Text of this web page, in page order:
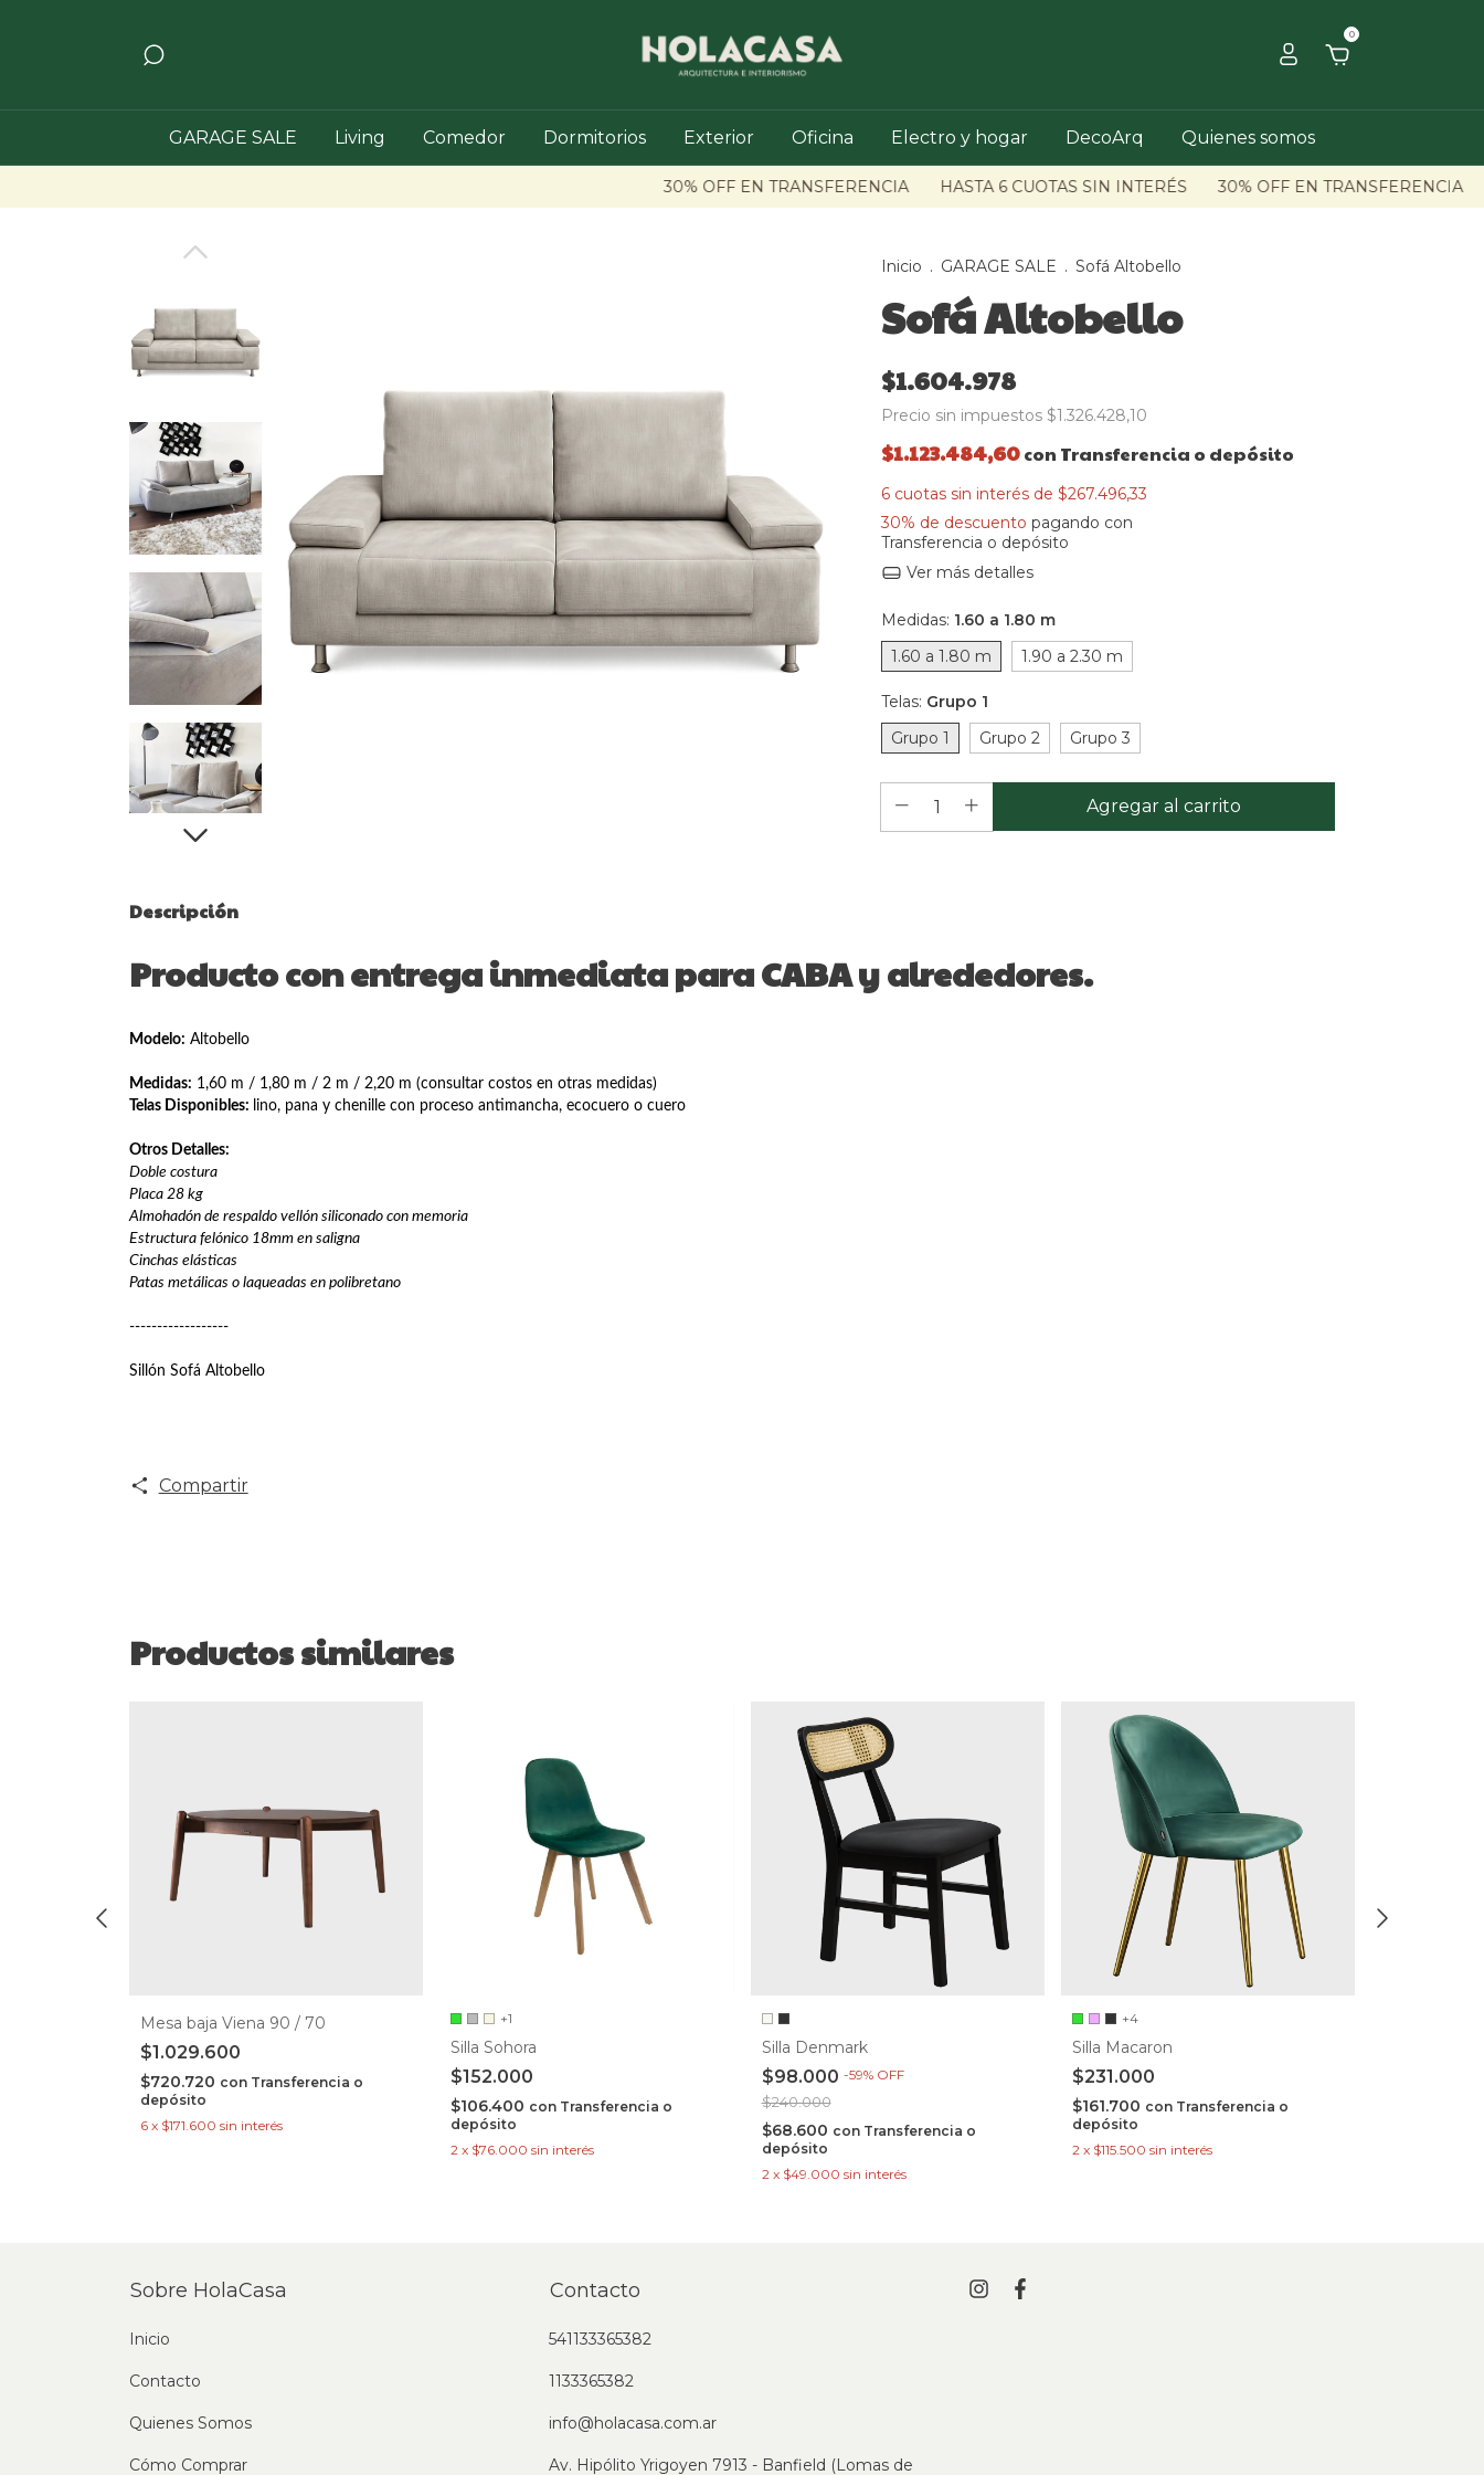
0
GARAGE SALE Living Comedor Dormitorios Exterior Oficina Electro y hogar DecoArq Quienes somos
30% OFF EN TRANSFERENCIA HASTA 6 CUOTAS SIN INTERÉS 30% OFF EN TRANSFERENCIA
Inicio . GARAGE SALE . Sofá Altobello
Sofá Altobello
$1.604.978
Precio sin impuestos $1.326.428,10
$1.123.484,60con Transferencia o depósito
6 cuotas sin interés de $267.496,33
30% de descuento pagando con
Transferencia o depósito
Ver más detalles
Medidas: 1.60 a 1.80 m
1.60 a 1.80 m
1.90 a 2.30 m
Telas: Grupo 1
Grupo 1
Grupo 2 Grupo 3
Descripción
Producto con entrega inmediata para CABA y alrededores.
Modelo: Altobello
Medidas: 1,60 m / 1,80 m / 2 m / 2,20 m (consultar costos en otras medidas)
Telas Disponibles: lino, pana y chenille con proceso antimancha, ecocuero o cuero
Otros Detalles:
Doble costura
Placa 28 kg
Almohadón de respaldo vellón siliconado con memoria
Estructura felónico 18mm en saligna
Cinchas elásticas
Patas metálicas o laqueadas en polibretano
------------------
Sillón Sofá Altobello
Compartir
Productos similares
Mesa baja Viena 90 / 70
$1.029.600
$720.720 con Transferencia o
depósito
6 x $171.600 sin interés
+1
Silla Sohora
$152.000
$106.400 con Transferencia o
depósito
2 x $76.000 sin interés
Silla Denmark
$98.000 -59% OFF
$240.000
$68.600 con Transferencia o
depósito
2 x $49.000 sin interés
+4
Silla Macaron
$231.000
$161.700 con Transferencia o
depósito
2 x $115.500 sin interés
Sobre HolaCasa
Inicio
Contacto
Quienes Somos
Cómo Comprar
Contacto
541133365382
1133365382
info@holacasa.com.ar
Av. Hipólito Yrigoyen 7913 - Banfield (Lomas de